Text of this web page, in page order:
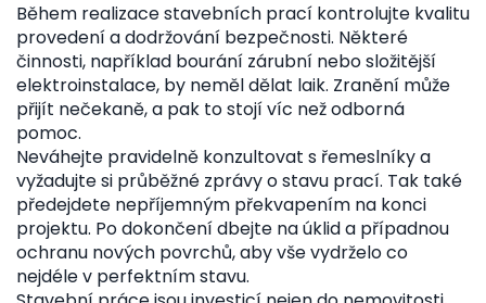
Během realizace stavebních prací kontrolujte kvalitu
provedení a dodržování bezpečnosti. Některé
činnosti, například bourání zárubní nebo složitější
elektroinstalace, by neměl dělat laik. Zranění může
přijít nečekaně, a pak to stojí víc než odborná
pomoc.
Neváhejte pravidelně konzultovat s řemeslníky a
vyžadujte si průběžné zprávy o stavu prací. Tak také
předejdete nepříjemným překvapením na konci
projektu. Po dokončení dbejte na úklid a případnou
ochranu nových povrchů, aby vše vydrželo co
nejdéle v perfektním stavu.